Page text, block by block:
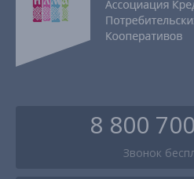
8 800
Звонок